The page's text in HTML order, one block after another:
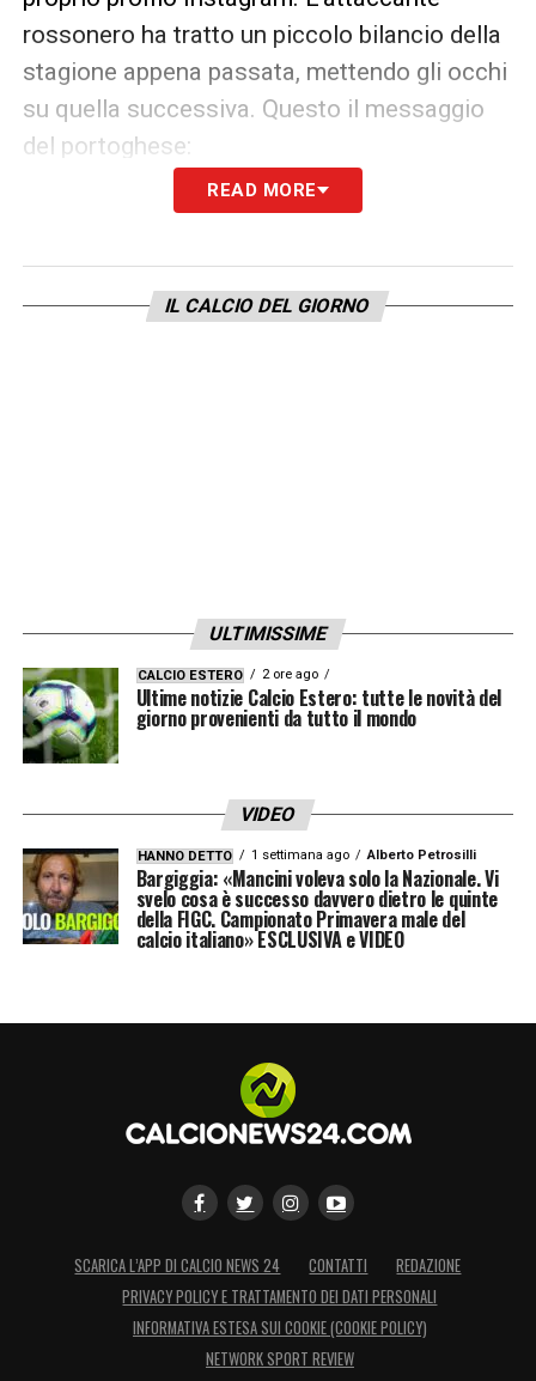
rossonero ha tratto un piccolo bilancio della
stagione appena passata, mettendo gli occhi
su quella successiva. Questo il messaggio
del portoghese:
È stato un buon anno, sono molto felice per
prossima stagione!».
READ MORE
IL CALCIO DEL GIORNO
ULTIMISSIME
CALCIO ESTERO 2 ore ago
Ultime notizie Calcio Estero: tutte le novità del
giorno provenienti da tutto il mondo
VIDEO
HANNO DETTO 1 settimana ago Alberto Petrosilli
Bargiggia: «Mancini voleva solo la Nazionale. Vi
svelo cosa è successo davvero dietro le quinte
della FIGC. Campionato Primavera male del
calcio italiano» ESCLUSIVA e VIDEO
SCARICA L’APP DI CALCIO NEWS 24 CONTATTI
REDAZIONE
PRIVACY POLICY E TRATTAMENTO DEI DATI PERSONALI
INFORMATIVA ESTESA SUI COOKIE (COOKIE POLICY)
NETWORK SPORT REVIEW